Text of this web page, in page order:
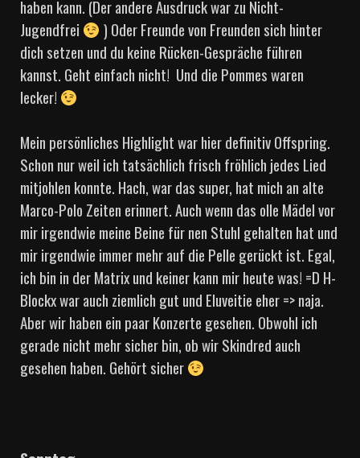
haben kann. (Der andere Ausdruck war zu Nicht-
Jugendfrei
) Oder Freunde von Freunden sich hinter
dich setzen und du keine Rücken-Gespräche führen
kannst. Geht einfach nicht! Und die Pommes waren
lecker!
Mein persönliches Highlight war hier definitiv Offspring.
Schon nur weil ich tatsächlich frisch fröhlich jedes Lied
mitjohlen konnte. Hach, war das super, hat mich an alte
Marco-Polo Zeiten erinnert. Auch wenn das olle Mädel vor
mir irgendwie meine Beine für nen Stuhl gehalten hat und
mir irgendwie immer mehr auf die Pelle gerückt ist. Egal,
ich bin in der Matrix und keiner kann mir heute was! =D H-
Blockx war auch ziemlich gut und Eluveitie eher => naja.
Aber wir haben ein paar Konzerte gesehen. Obwohl ich
gerade nicht mehr sicher bin, ob wir Skindred auch
gesehen haben. Gehört sicher